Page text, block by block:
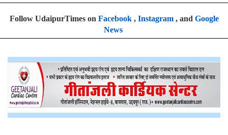
Follow UdaipurTimes on Facebook, Instagram, and Google
News